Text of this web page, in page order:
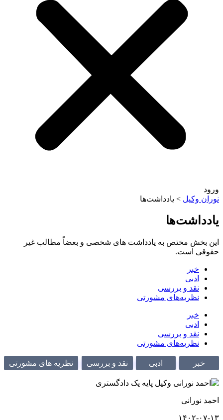
وکیل>یادداشت‌ها
مختص به یادداشت های شخصی و بعضاً مطالب غیر
است.
نقد و بررسی
نظریه‌های مشورتی
نقد و بررسی
نظریه‌های مشورتی
نقد و بررسی نظریه های مشورتی
۱۳